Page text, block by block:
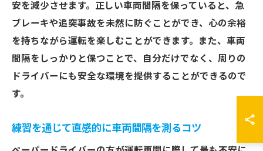
安を減少させます。正しい車両間隔を保っていると、急
ブレーキや追突事故を未然に防ぐことができ、心の余裕
を持ちながら運転を楽しむことができます。また、車両
間隔をしっかりと保つことで、自分だけでなく、周りの
ドライバーにも安全な環境を提供することができるので
す。
練習を通じて直感的に車両間隔を測るコツ